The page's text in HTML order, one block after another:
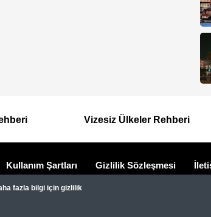
Vizesiz Ülkeler Rehberi
Kullanım Şartları Gizlilik Sözleşmesi
Gezimanya Turizm, TÜRSAB'a kayıtlı bir seyahat
fazla bilgi için gizlilik